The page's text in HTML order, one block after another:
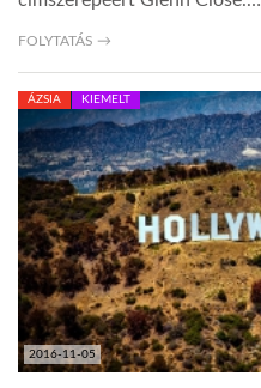
GLOBOZSARU
DOBRAVERO.HU
LATIMO.HU
GLOBOBOOK
FOLYTATÁS →
2016-11-05
ÁZSIA KIEMELT